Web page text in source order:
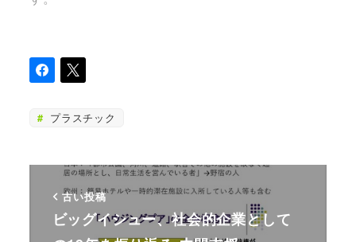
プラスチック
古い投稿
ビッグイシュー、社会的企業として